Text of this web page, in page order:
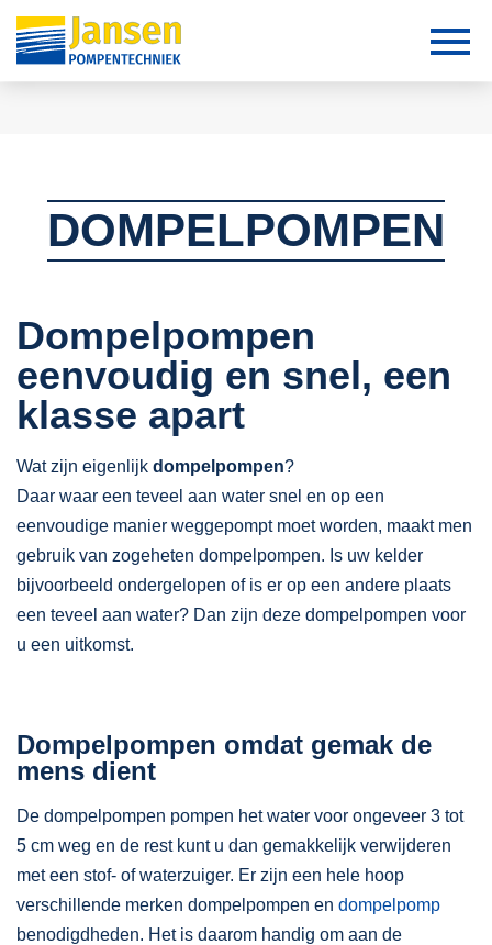
DOMPELPOMPEN
Dompelpompen
eenvoudig en snel, een
klasse apart
Wat zijn eigenlijk dompelpompen?
Daar waar een teveel aan water snel en op een
eenvoudige manier weggepompt moet worden, maakt men
gebruik van zogeheten dompelpompen. Is uw kelder
bijvoorbeeld ondergelopen of is er op een andere plaats
een teveel aan water? Dan zijn deze dompelpompen voor
u een uitkomst.
Dompelpompen omdat gemak de
mens dient
De dompelpompen pompen het water voor ongeveer 3 tot
5 cm weg en de rest kunt u dan gemakkelijk verwijderen
met een stof- of waterzuiger. Er zijn een hele hoop
verschillende merken dompelpompen en dompelpomp
benodigdheden. Het is daarom handig om aan de